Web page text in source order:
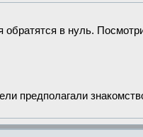
в нуль.
предполагали